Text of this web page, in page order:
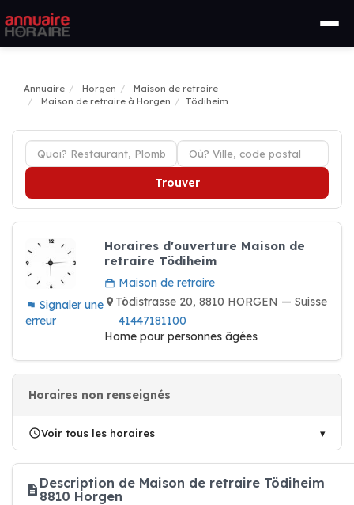
Annuaire Horgen
Maison de retraire
Maison de retraire à Horgen
Tödiheim
Trouver
Signaler une
erreur
Horaires d'ouverture Maison de
retraire Tödiheim
Maison de retraire
Tödistrasse 20, 8810 HORGEN — Suisse
41447181100
Home pour personnes âgées
Horaires non renseignés
Voir tous les horaires
Description de Maison de retraire Tödiheim
8810 Horgen